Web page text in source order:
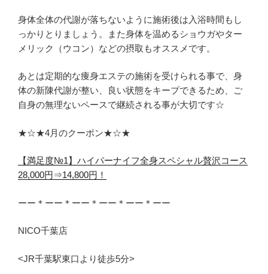
身体全体の代謝が落ちないように施術後は入浴時間もし
っかりとりましょう。また身体を温めるショウガやター
メリック（ウコン）などの摂取もオススメです。
あとは定期的な痩身エステの施術を受けられる事で、身
体の新陳代謝が整い、良い状態をキープできるため、ご
自身の無理ないペースで継続される事が大切です☆
★☆★4月のクーポン★☆★
【満足度№1】ハイパーナイフ全身スペシャル贅沢コース
28,000円⇒14,800円！
ーー＊ーー＊ーー＊ーー＊ーー＊ーー
NICO千葉店
<JR千葉駅東口より徒歩5分>